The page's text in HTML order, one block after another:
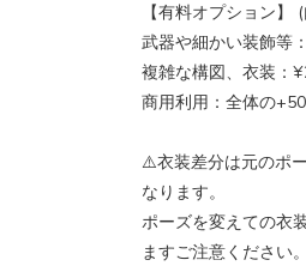
【有料オプション】
武器や細かい装飾等
複雑な構図、衣装：
商用利用：全体の
⚠️衣装差分は元のポ
なります。
ポーズを変えての衣
ますご注意ください。